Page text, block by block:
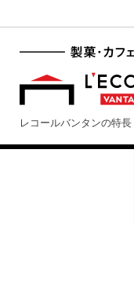
レコールバンタンの特長